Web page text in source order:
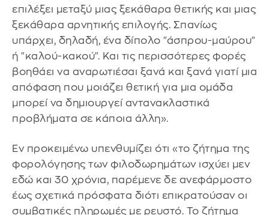
επιλέξει μεταξύ μιας ξεκάθαρα θετικής και μιας
ξεκάθαρα αρνητικής επιλογής. Σπανίως
υπάρχει, δηλαδή, ένα δίπολο "άσπρου-μαύρου"
ή "καλού-κακού". Και τις περισσότερες φορές
βοηθάει να αναρωτιέσαι ξανά και ξανά γιατί μια
απόφαση που μοιάζει θετική για μια ομάδα
μπορεί να δημιουργεί αντανακλαστικά
προβλήματα σε κάποια άλλη».
Εν προκειμένω υπενθυμίζει ότι «το ζήτημα της
φορολόγησης των φιλοδωρημάτων ισχύει μεν
εδώ και 30 χρόνια, παρέμενε δε ανεφάρμοστο
έως σχετικά πρόσφατα διότι επικρατούσαν οι
συμβατικές πληρωμές με ρευστό. Το ζήτημα